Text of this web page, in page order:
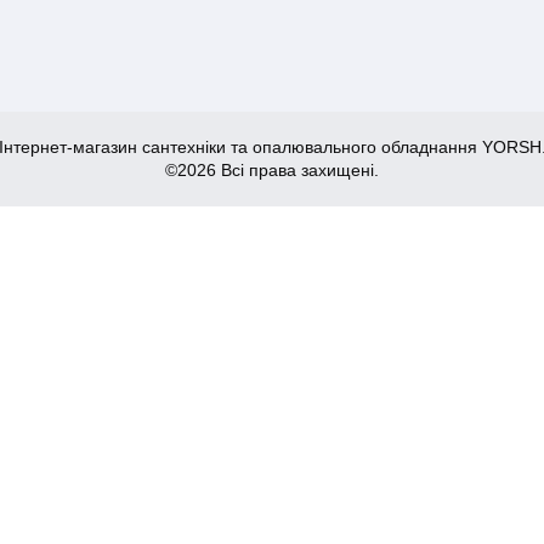
Інтернет-магазин сантехніки та опалювального обладнання YORSH.
©2026 Всі права захищені.